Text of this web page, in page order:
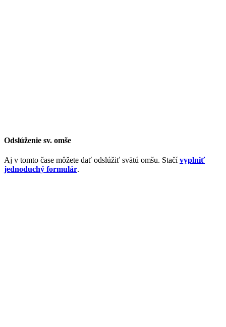
Odslúženie sv. omše
Aj v tomto čase môžete dať odslúžiť svätú omšu. Stačívyplniť
jednoduchý formulár.